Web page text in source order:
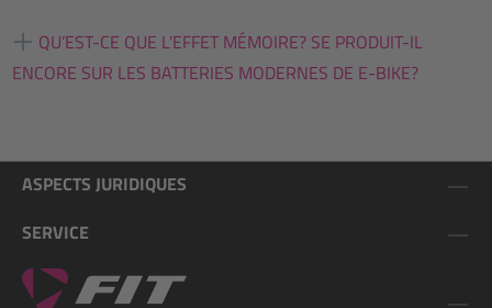
QU’EST-CE QUE L’EFFET MÉMOIRE? SE PRODUIT-IL
ENCORE SUR LES BATTERIES MODERNES DE E-BIKE?
ASPECTS JURIDIQUES
SERVICE